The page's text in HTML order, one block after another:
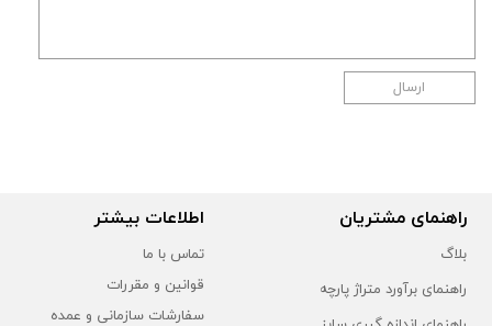
ارسال
راهنمای مشتریان
بلاگ
راهنمای برآورد متراژ پارچه
اطلاعات بیشتر
تماس با ما
قوانین و مقررات
سفارشات سازمانی و عمده